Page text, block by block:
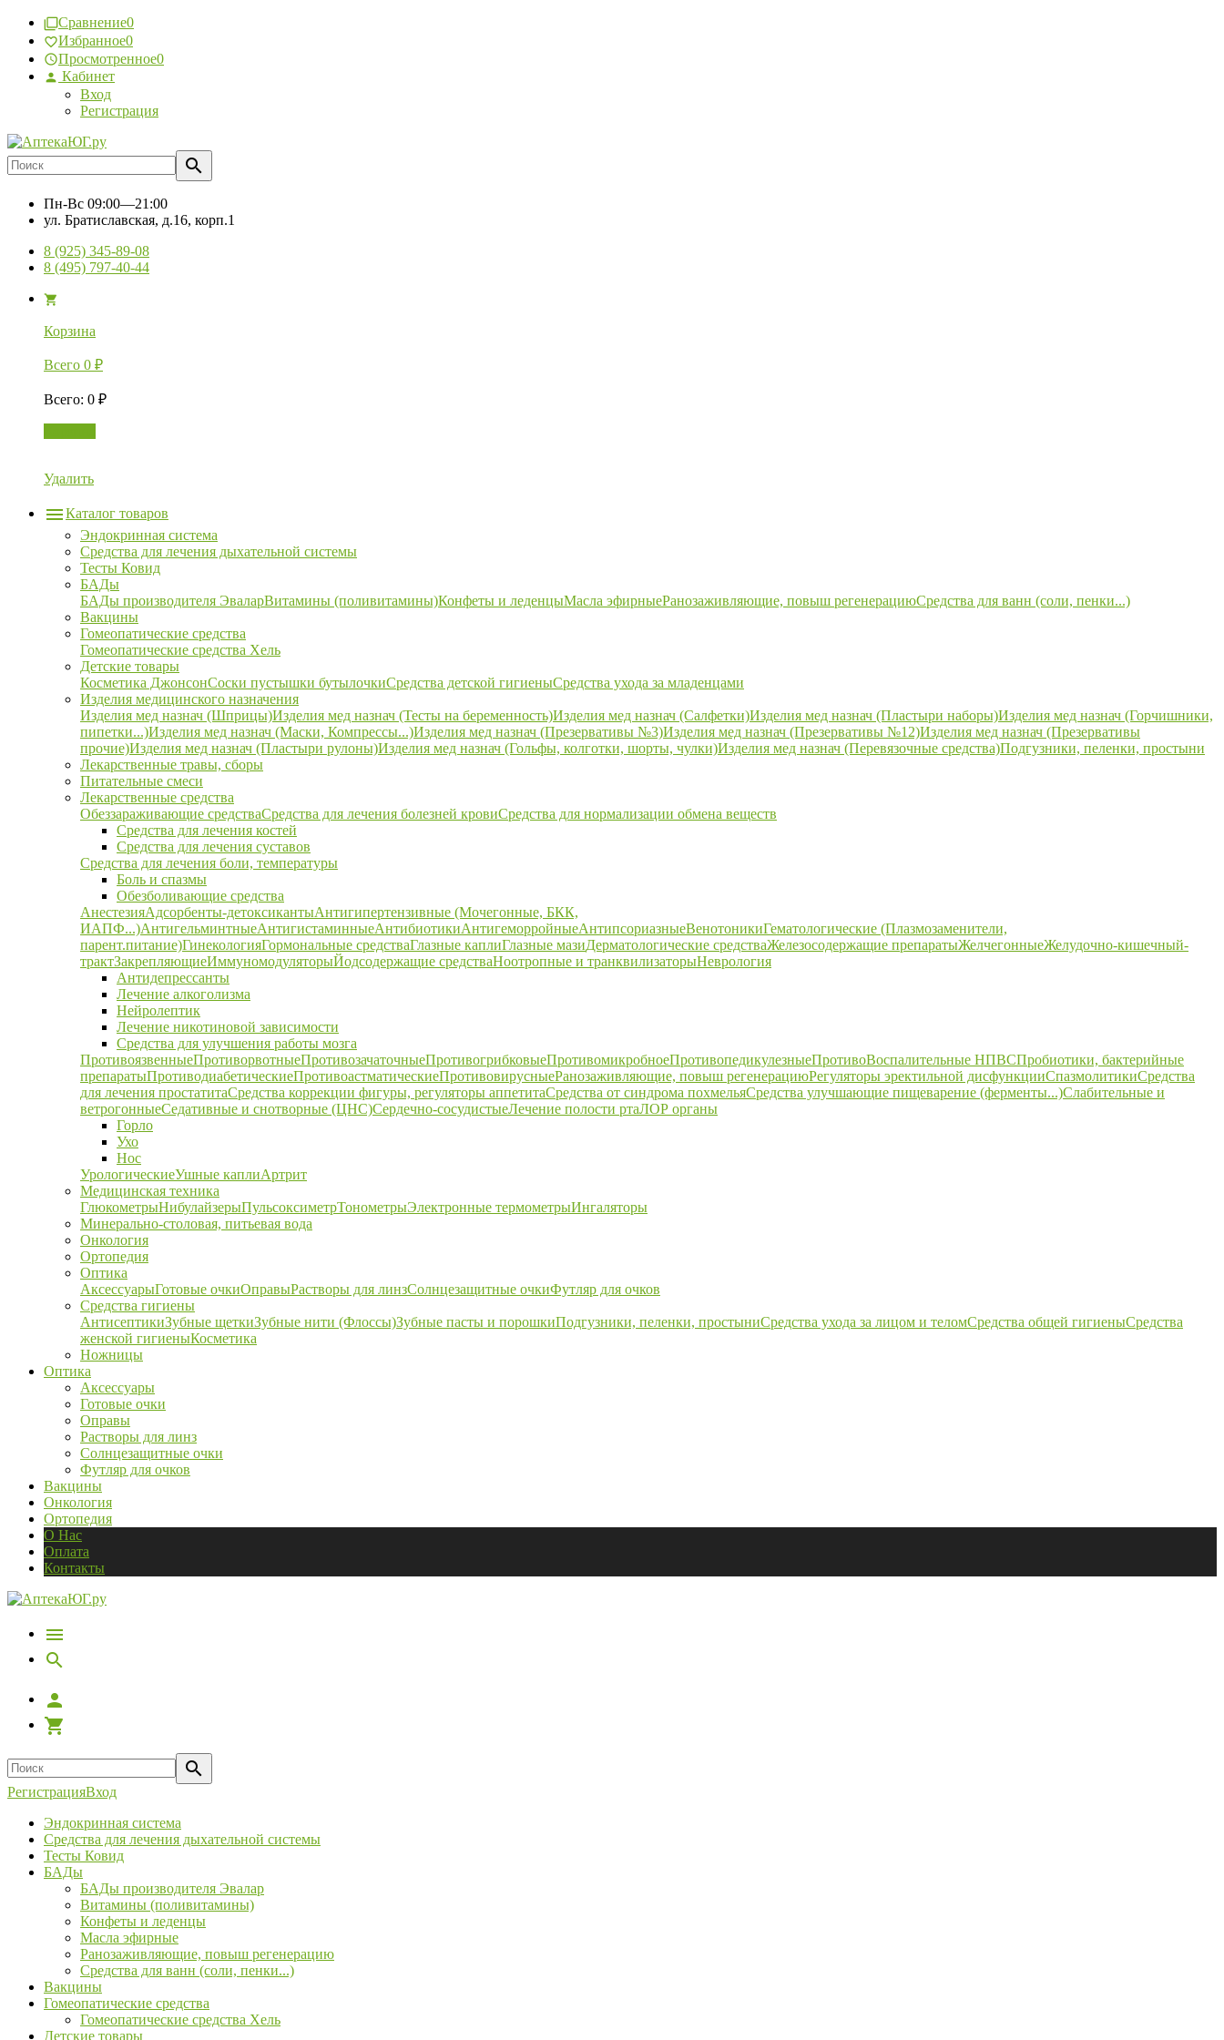
Сравнение0
Избранное0
Просмотренное0
Кабинет
Вход
Регистрация
Пн-Вс 09:00—21:00
ул. Братиславская, д.16, корп.1
8 (925) 345-89-08
8 (495) 797-40-44
Корзина
Всего 0 ₽
Всего: 0 ₽
Удалить
Каталог товаров
Эндокринная система
Средства для лечения дыхательной системы
Тесты Ковид
БАДы
БАДы производителя ЭваларВитамины (поливитамины)Конфеты и леденцыМасла эфирныеРанозаживляющие, повыш регенерациюСредства для ванн (соли, пенки...)
Вакцины
Гомеопатические средства
Гомеопатические средства Хель
Детские товары
Косметика ДжонсонСоски пустышки бутылочкиСредства детской гигиеныСредства ухода за младенцами
Изделия медицинского назначения
Изделия мед назнач (Шприцы)Изделия мед назнач (Тесты на беременность)Изделия мед назнач (Салфетки)Изделия мед назнач (Пластыри наборы)Изделия мед назнач (Горчишники,
пипетки...)Изделия мед назнач (Маски, Компрессы...)Изделия мед назнач (Презервативы №3)Изделия мед назнач (Презервативы №12)Изделия мед назнач (Презервативы
прочие)Изделия мед назнач (Пластыри рулоны)Изделия мед назнач (Гольфы, колготки, шорты, чулки)Изделия мед назнач (Перевязочные средства)Подгузники, пеленки, простыни
Лекарственные травы, сборы
Питательные смеси
Лекарственные средства
Обеззараживающие средстваСредства для лечения болезней кровиСредства для нормализации обмена веществ
Средства для лечения костей
Средства для лечения суставов
Средства для лечения боли, температуры
Боль и спазмы
Обезболивающие средства
АнестезияАдсорбенты-детоксикантыАнтигипертензивные (Мочегонные, БКК,
ИАПФ...)АнтигельминтныеАнтигистаминныеАнтибиотикиАнтигеморройныеАнтипсориазныеВенотоникиГематологические (Плазмозаменители,
парент.питание)ГинекологияГормональные средстваГлазные каплиГлазные мазиДерматологические средстваЖелезосодержащие препаратыЖелчегонныеЖелудочно-кишечный-
трактЗакрепляющиеИммуномодуляторыЙодсодержащие средстваНоотропные и транквилизаторыНеврология
Антидепрессанты
Лечение алкоголизма
Нейролептик
Лечение никотиновой зависимости
Средства для улучшения работы мозга
ПротивоязвенныеПротиворвотныеПротивозачаточныеПротивогрибковыеПротивомикробноеПротивопедикулезныеПротивоВоспалительные НПВСПробиотики, бактерийные
препаратыПротиводиабетическиеПротивоастматическиеПротивовирусныеРанозаживляющие, повыш регенерациюРегуляторы эректильной дисфункцииСпазмолитикиСредства
для лечения простатитаСредства коррекции фигуры, регуляторы аппетитаСредства от синдрома похмельяСредства улучшающие пищеварение (ферменты...)Слабительные и
ветрогонныеСедативные и снотворные (ЦНС)Сердечно-сосудистыеЛечение полости ртаЛОР органы
Горло
Ухо
Нос
УрологическиеУшные каплиАртрит
Медицинская техника
ГлюкометрыНибулайзерыПульсоксиметрТонометрыЭлектронные термометрыИнгаляторы
Минерально-столовая, питьевая вода
Онкология
Ортопедия
Оптика
АксессуарыГотовые очкиОправыРастворы для линзСолнцезащитные очкиФутляр для очков
Средства гигиены
АнтисептикиЗубные щеткиЗубные нити (Флоссы)Зубные пасты и порошкиПодгузники, пеленки, простыниСредства ухода за лицом и теломСредства общей гигиеныСредства
женской гигиеныКосметика
Ножницы
Оптика
Аксессуары
Готовые очки
Оправы
Растворы для линз
Солнцезащитные очки
Футляр для очков
Вакцины
Онкология
Ортопедия
О Нас
Оплата
Контакты
РегистрацияВход
Эндокринная система
Средства для лечения дыхательной системы
Тесты Ковид
БАДы
БАДы производителя Эвалар
Витамины (поливитамины)
Конфеты и леденцы
Масла эфирные
Ранозаживляющие, повыш регенерацию
Средства для ванн (соли, пенки...)
Вакцины
Гомеопатические средства
Гомеопатические средства Хель
Детские товары